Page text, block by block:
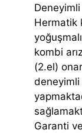
Hermatik
kombi
(2.el)
Garanti